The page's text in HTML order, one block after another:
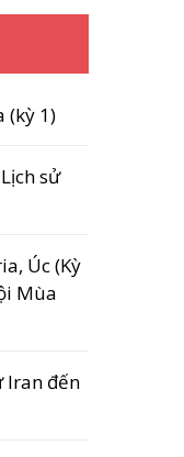
(kỳ 1)
sử
Úc (Kỳ
Mùa
Iran đến